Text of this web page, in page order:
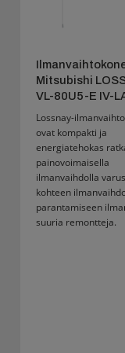
Mitsubishi
VL-80U5-E IV-
Lossnay-
ovat kompakti ja
energiatehokas
painovoimaisella
ilmanvaihdolla
kohteen
parantamiseen
suuria remontteja.